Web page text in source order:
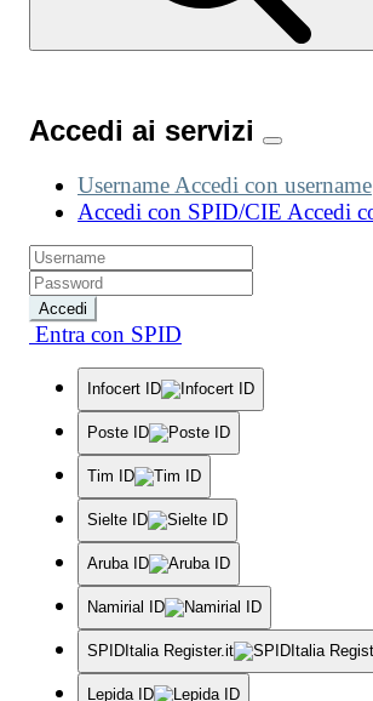
Accedi ai servizi
Username Accedi con username
Accedi con SPID/CIE Accedi
Accedi
Entra con SPID
Infocert ID
Poste ID
Tim ID
Sielte ID
Aruba ID
Namirial ID
SPIDItalia Register.it
Lepida ID